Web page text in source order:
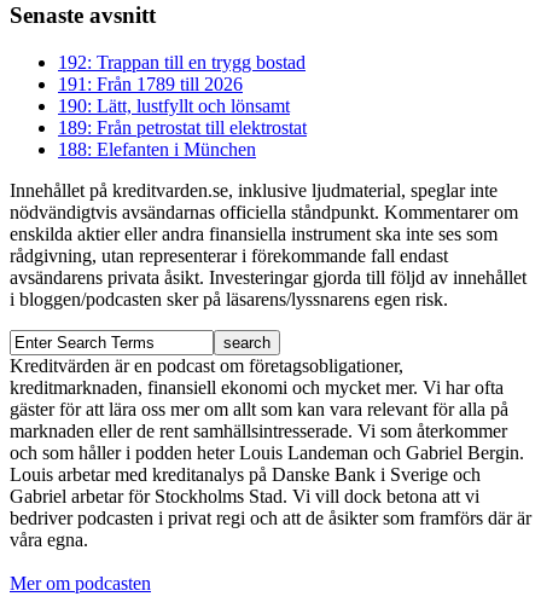
Senaste avsnitt
192: Trappan till en trygg bostad
191: Från 1789 till 2026
190: Lätt, lustfyllt och lönsamt
189: Från petrostat till elektrostat
188: Elefanten i München
Innehållet på kreditvarden.se, inklusive ljudmaterial, speglar inte
nödvändigtvis avsändarnas officiella ståndpunkt. Kommentarer om
enskilda aktier eller andra finansiella instrument ska inte ses som
rådgivning, utan representerar i förekommande fall endast
avsändarens privata åsikt. Investeringar gjorda till följd av innehållet
i bloggen/podcasten sker på läsarens/lyssnarens egen risk.
Kreditvärden är en podcast om företagsobligationer,
kreditmarknaden, finansiell ekonomi och mycket mer. Vi har ofta
gäster för att lära oss mer om allt som kan vara relevant för alla på
marknaden eller de rent samhällsintresserade. Vi som återkommer
och som håller i podden heter Louis Landeman och Gabriel Bergin.
Louis arbetar med kreditanalys på Danske Bank i Sverige och
Gabriel arbetar för Stockholms Stad. Vi vill dock betona att vi
bedriver podcasten i privat regi och att de åsikter som framförs där är
våra egna.
Mer om podcasten